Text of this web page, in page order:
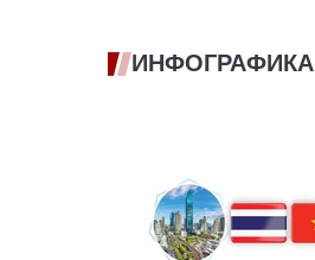
ИНФОГРАФИКА